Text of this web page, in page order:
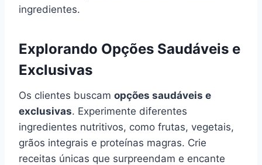
ingredientes.
Explorando Opções Saudáveis e
Exclusivas
Os clientes buscam opções saudáveis e
exclusivas. Experimente diferentes
ingredientes nutritivos, como frutas, vegetais,
grãos integrais e proteínas magras. Crie
receitas únicas que surpreendam e encante